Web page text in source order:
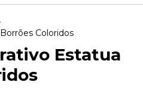
Coloridos
Estatua